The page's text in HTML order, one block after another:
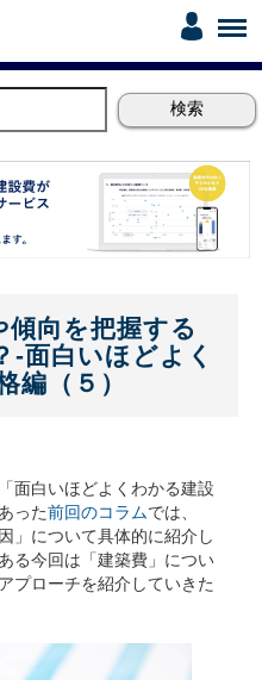
傾向を把握する
-面白いほどよく
編（５）
面白いほどよくわかる建設
った前回のコラムでは、
」について具体的に紹介し
る今回は「建築費」につい
プローチを紹介していきた